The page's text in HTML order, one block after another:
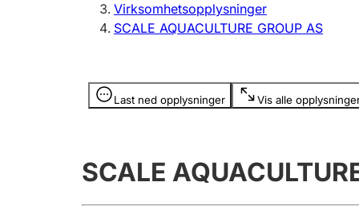
Virksomhetsopplysninger
SCALE AQUACULTURE GROUP AS
Last ned opplysninger Vis alle
Opplysninger er skjult
SCALE